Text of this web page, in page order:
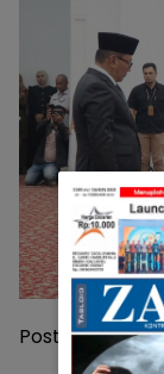
Post Views:134